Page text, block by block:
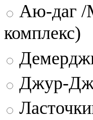
Аю-даг /
комплекс)
Джур-